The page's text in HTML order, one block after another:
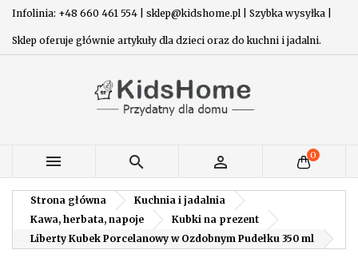
Infolinia: +48 660 461 554 | sklep@kidshome.pl | Szybka wysyłka |
Sklep oferuje głównie artykuły dla dzieci oraz do kuchni i jadalni.
   0
Strona główna
Kuchnia i jadalnia
Kawa, herbata, napoje
Kubki na prezent
Liberty Kubek Porcelanowy w Ozdobnym Pudełku 350 ml